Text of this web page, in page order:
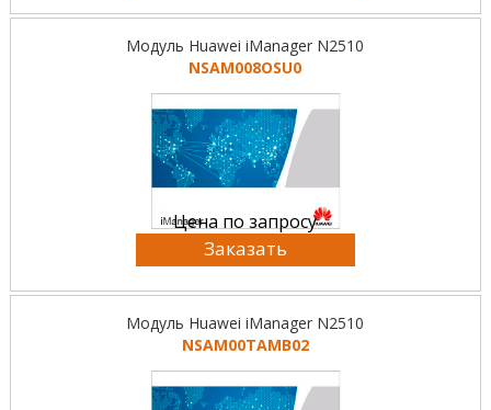
Модуль Huawei iManager N2510
NSAM008OSU0
Цена по запросу
Заказать
Модуль Huawei iManager N2510
NSAM00TAMB02